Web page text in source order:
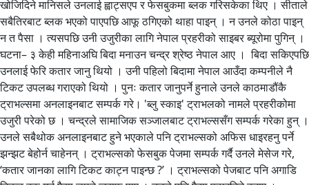
खोजिदिने मानिसले उनलाई ह्वाट्सएप र फेसबुकमा ब्लक गरिसकेका थिए । सीताले
सबैतिरबाट ब्लक भएको पाएपछि आफू ठगिएको थाहा पाइन् । न उनले कोठा पाइन्
न त पैसा । त्यसपछि उनी उजुरीका लागि नेपाल प्रहरीको साइबर ब्यूरोमा पुगिन् ।
घटना– ३ केही महिनाअघि बिदा मनाउन चन्द्र श्रेष्ठ नेपाल आए । बिदा सकिएपछि
उनलाई फेरि कतार जानु थियो । उनी पहिलो बिदामा नेपाल आउँदा कम्पनीले नै
टिकट उपलब्ध गराएको थियो । पुनः कतार जानुपर्ने हुनाले उनले काठमाडौंकै
ट्राभल्समा अनलाइनबाट सम्पर्क गरे। 'ब्लु स्काइ' ट्राभलको नामले प्रहरीकोमा
उजुरी परेको छ । चन्द्रले सामाजिक सञ्जालबाट ट्राभल्ससँग सम्पर्क गरेका हुन् ।
उनले सबैथोक अनलाइनबाट हुने भएकाले पनि ट्राभल्सको अफिस धाइरहनु पर्ने
झन्झट बेहोर्न चाहेनन् । ट्राभल्सको फेसबुक पेजमा सम्पर्क गर्दै उनले मेसेज गरे,
‘कतार जानका लागि टिकट काट्न पाइन्छ ?’ । ट्राभल्सको पेजबाट पनि अगाडि